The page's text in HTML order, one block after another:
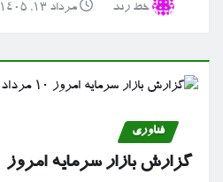
خط رند مرداد ۱۳, ۱۴۰۵
فناوری
گزارش بازار سرمایه امروز ۱۰ مرداد ۱۴۰۵